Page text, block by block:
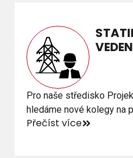
Pro naše středisko
hledáme nové kolegy na
Přečíst více
Pro naše středisko
hledáme nové kolegy na
Přečíst více